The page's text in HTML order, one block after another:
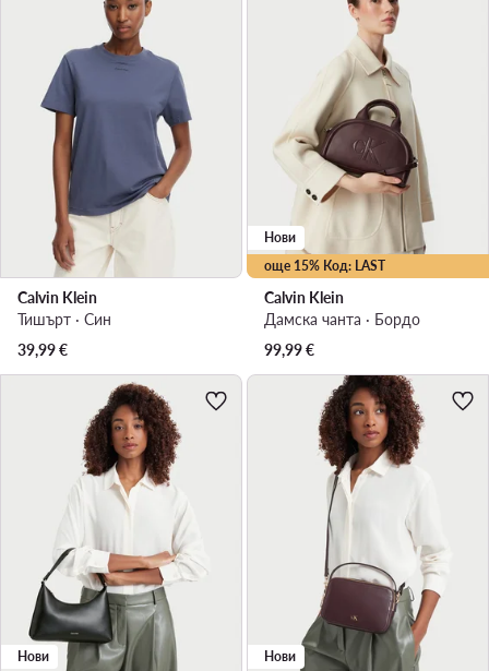
Calvin Klein
Тишърт · Син
39,99€
още 15% Код: LAST
Нови
Calvin Klein
Дамска чанта · Бордо
99,99€
Нови Нови